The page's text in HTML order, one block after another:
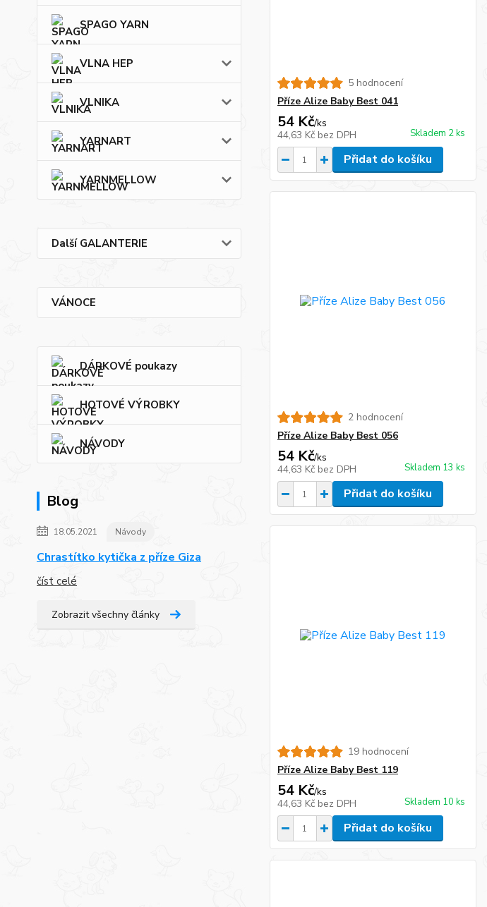
SPAGO YARN
VLNA HEP
VLNIKA
YARNART
YARNMELLOW
Další GALANTERIE
VÁNOCE
DÁRKOVÉ poukazy
HOTOVÉ VÝROBKY
NÁVODY
Blog
18.05.2021 Návody
Chrastítko kytička z příze Giza
číst celé
Zobrazit všechny články
5 hodnocení
Příze Alize Baby Best 041
54 Kč/ks
44,63 Kč bez DPH Skladem 2 ks
Přidat do košíku
2 hodnocení
Příze Alize Baby Best 056
54 Kč/ks
44,63 Kč bez DPH Skladem 13 ks
Přidat do košíku
19 hodnocení
Příze Alize Baby Best 119
54 Kč/ks
44,63 Kč bez DPH Skladem 10 ks
Přidat do košíku